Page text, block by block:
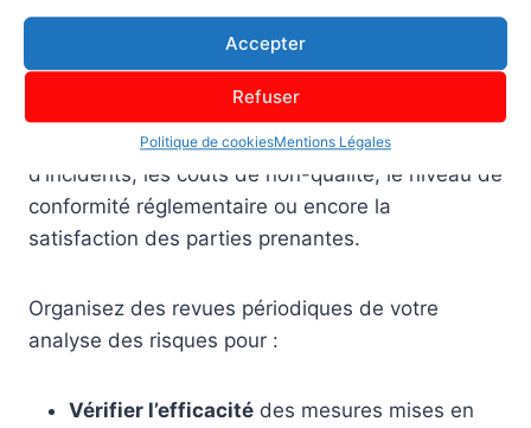
Accepter
Refuser
Politique de cookiesMentions Légales
Définissez un tableau de bord d’indicateurs clés
pour mesurer l’efficacité de vos mesures de
maîtrise. Ces indicateurs peuvent inclure le taux
d’incidents, les coûts de non-qualité, le niveau de
conformité réglementaire ou encore la
satisfaction des parties prenantes.
Organisez des revues périodiques de votre
analyse des risques pour :
Vérifier l’efficacité des mesures mises en